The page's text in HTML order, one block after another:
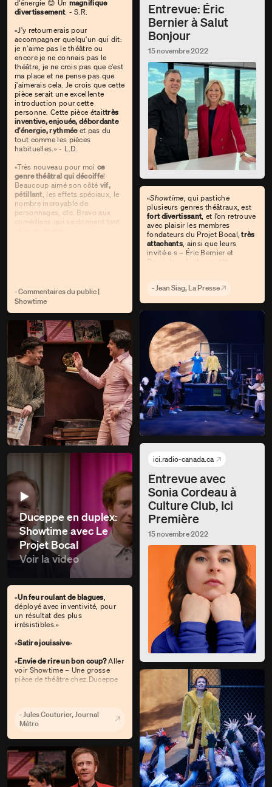
d'énergie 😊 Un magnifique
divertissement. - S.R.
«J'y retournerais pour
accompagner quelqu'un qui dit:
je n'aime pas le théâtre ou
encore je ne connais pas le
théâtre, je ne crois pas que c'est
ma place et ne pense pas que
j'aimerais cela. Je crois que cette
pièce serait une excellente
introduction pour cette
personne. Cette pièce étaittrès
inventive, enjouée, débordante
d'énergie, rythméeet pas du
tout comme les pièces
habituelles.» - L.D.
«Très nouveau pour moi ce
genre théâtral qui décoiffe!
Beaucoup aimé son côté vif,
pétillant, les effets spéciaux, le
nombre incroyable de
personnages, etc. Bravo aux
comédiens qui se donnent tant
- Commentaires du public |
Showtime
Duceppe en duplex:
Showtime avec Le
Projet Bocal
Voir la video
«Un feu roulant de blagues,
déployé avec inventivité, pour
un résultat des plus
irrésistibles.»
«Satire jouissive»
«Envie de rire un bon coup?Aller
voir Showtime – Une grosse
pièce de théâtre chez Duceppe
- Jules Couturier, Journal
Métro
Entrevue: Éric
Bernier à Salut
Bonjour
15 novembre 2022
«Showtime, qui pastiche
plusieurs genres théâtraux, est
fort divertissant, et l’on retrouve
avec plaisir les membres
fondateurs du Projet Bocal,très
attachants, ainsi que leurs
invité·e·s – Éric Bernier et
Dominique Leduc en tête.»
- Jean Siag, La Presse
ici.radio-canada.ca
Entrevue avec
Sonia Cordeau à
Culture Club, Ici
Première
15 novembre 2022